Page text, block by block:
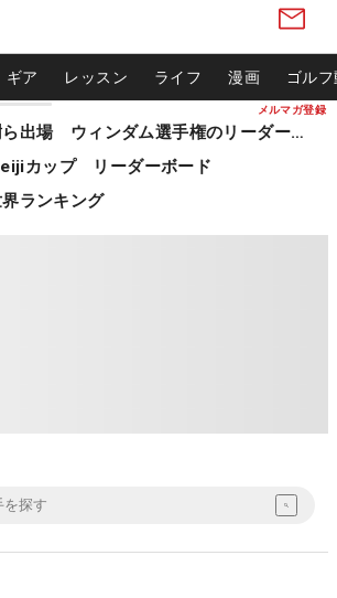
メルマガ登録
ギア レッスン ライフ 漫画 ゴル
松山英樹ら出場 ウィンダム選手権のリーダーボード
カップ リーダーボード
ランキング